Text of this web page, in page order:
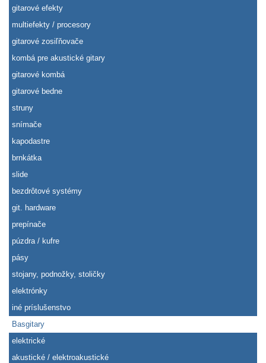
gitarové efekty
multiefekty / procesory
gitarové zosiľňovače
kombá pre akustické gitary
gitarové kombá
gitarové bedne
struny
snímače
kapodastre
brnkátka
slide
bezdrôtové systémy
git. hardware
prepínače
púzdra / kufre
pásy
stojany, podnožky, stoličky
elektrónky
iné príslušenstvo
Basgitary
elektrické
akustické / elektroakustické